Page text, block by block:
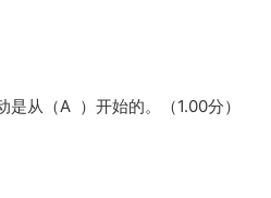
从（A ）开始的。（1.00分）